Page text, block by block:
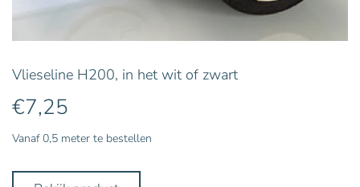
Vlieseline H200, in het wit of zwart
€7,25
Vanaf 0,5 meter te bestellen